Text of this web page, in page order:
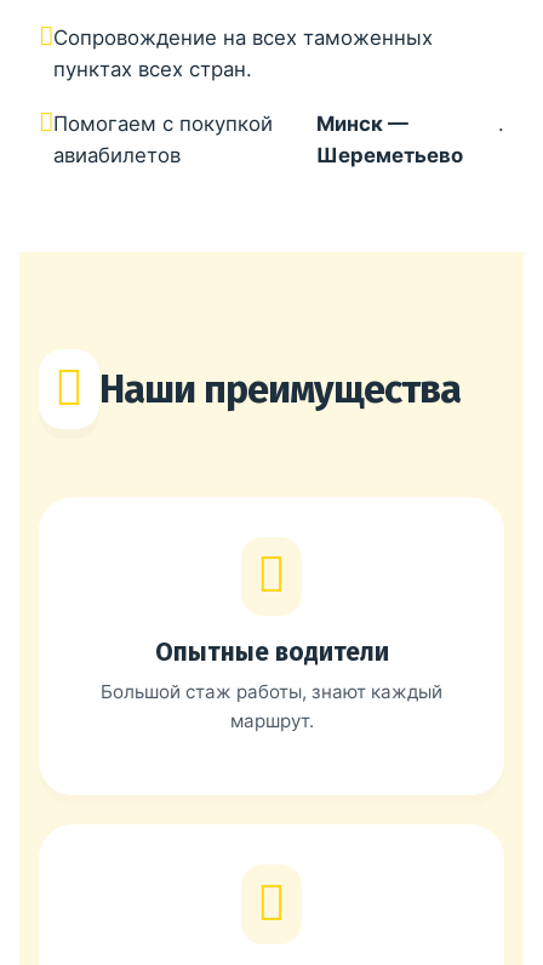
Сопровождение на всех таможенных
пунктах всех стран.
Помогаем с покупкой
авиабилетов
Минск —
Шереметьево
.
Наши преимущества
Опытные водители
Большой стаж работы, знают каждый
маршрут.